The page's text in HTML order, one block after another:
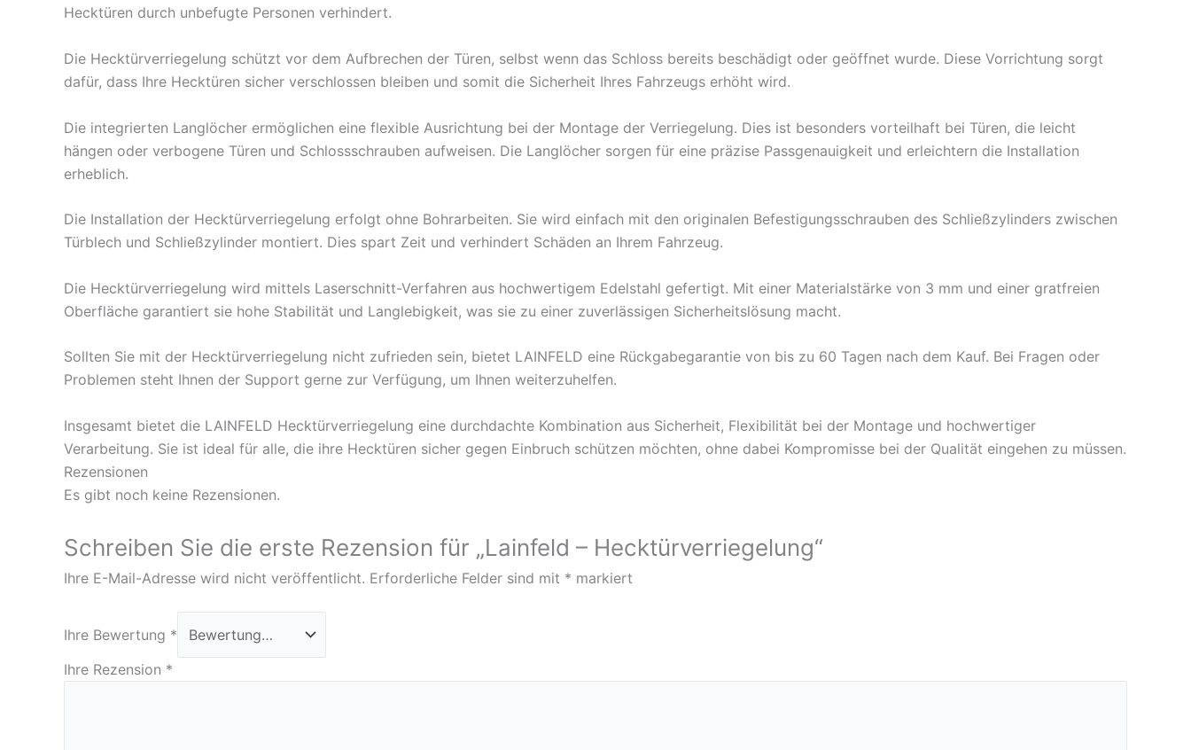
Hecktüren durch unbefugte Personen verhindert.
Die Hecktürverriegelung schützt vor dem Aufbrechen der Türen, selbst wenn das Schloss bereits beschädigt oder geöffnet wurde. Diese Vorrichtung sorgt
dafür, dass Ihre Hecktüren sicher verschlossen bleiben und somit die Sicherheit Ihres Fahrzeugs erhöht wird.
Die integrierten Langlöcher ermöglichen eine flexible Ausrichtung bei der Montage der Verriegelung. Dies ist besonders vorteilhaft bei Türen, die leicht
hängen oder verbogene Türen und Schlossschrauben aufweisen. Die Langlöcher sorgen für eine präzise Passgenauigkeit und erleichtern die Installation
erheblich.
Die Installation der Hecktürverriegelung erfolgt ohne Bohrarbeiten. Sie wird einfach mit den originalen Befestigungsschrauben des Schließzylinders zwischen
Türblech und Schließzylinder montiert. Dies spart Zeit und verhindert Schäden an Ihrem Fahrzeug.
Die Hecktürverriegelung wird mittels Laserschnitt-Verfahren aus hochwertigem Edelstahl gefertigt. Mit einer Materialstärke von 3 mm und einer gratfreien
Oberfläche garantiert sie hohe Stabilität und Langlebigkeit, was sie zu einer zuverlässigen Sicherheitslösung macht.
Sollten Sie mit der Hecktürverriegelung nicht zufrieden sein, bietet LAINFELD eine Rückgabegarantie von bis zu 60 Tagen nach dem Kauf. Bei Fragen oder
Problemen steht Ihnen der Support gerne zur Verfügung, um Ihnen weiterzuhelfen.
Insgesamt bietet die LAINFELD Hecktürverriegelung eine durchdachte Kombination aus Sicherheit, Flexibilität bei der Montage und hochwertiger
Verarbeitung. Sie ist ideal für alle, die ihre Hecktüren sicher gegen Einbruch schützen möchten, ohne dabei Kompromisse bei der Qualität eingehen zu müssen.
Rezensionen
Es gibt noch keine Rezensionen.
Schreiben Sie die erste Rezension für „Lainfeld – Hecktürverriegelung“
Ihre E-Mail-Adresse wird nicht veröffentlicht. Erforderliche Felder sind mit * markiert
Ihre Bewertung *
Ihre Rezension *